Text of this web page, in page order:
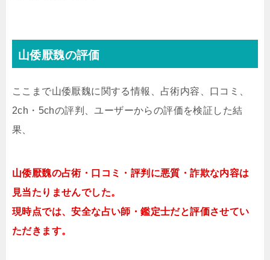
山倭厭魏の評価
ここまで山倭厭魏に関する情報、占術内容、口コミ、
2ch・5chの評判、ユーザーからの評価を検証した結
果、
山倭厭魏の占術・口コミ・評判に悪質・詐欺な内容は
見当たりませんでした。
現時点では、安全な占い師・鑑定士だと評価させてい
ただきます。